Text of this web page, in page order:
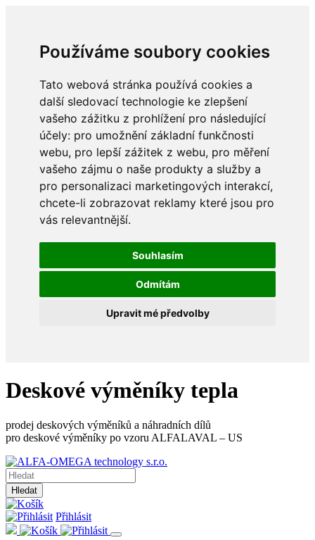
Používáme soubory cookies
Tato webová stránka používá cookies a
další sledovací technologie ke zlepšení
vašeho zážitku z prohlížení pro následující
účely: pro umožnění základní funkčnosti
webu, pro lepší zážitek z webu, pro měření
vašeho zájmu o naše produkty a služby a
pro personalizaci marketingových interakcí,
chcete-li zobrazovat reklamy které jsou pro
vás relevantnější.
Souhlasím
Odmítám
Upravit mé předvolby
Deskové výměníky tepla
prodej deskových výměníků a náhradních dílů
pro deskové výměníky po vzoru ALFALAVAL – US
Hledat
Přihlásit